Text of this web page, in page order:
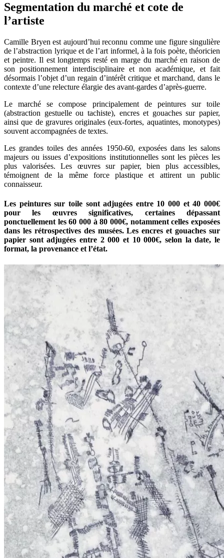
Segmentation du marché et cote de
l’artiste
Camille Bryen est aujourd’hui reconnu comme une figure singulière
de l’abstraction lyrique et de l’art informel, à la fois poète, théoricien
et peintre. Il est longtemps resté en marge du marché en raison de
son positionnement interdisciplinaire et non académique, et fait
désormais l’objet d’un regain d’intérêt critique et marchand, dans le
contexte d’une relecture élargie des avant-gardes d’après-guerre.
Le marché se compose principalement de peintures sur toile
(abstraction gestuelle ou tachiste), encres et gouaches sur papier,
ainsi que de gravures originales (eux-fortes, aquatintes, monotypes)
souvent accompagnées de textes.
Les grandes toiles des années 1950-60, exposées dans les salons
majeurs ou issues d’expositions institutionnelles sont les pièces les
plus valorisées. Les œuvres sur papier, bien plus accessibles,
témoignent de la même force plastique et attirent un public
connaisseur.
Les peintures sur toile sont adjugées entre 10 000 et 40 000€
pour les œuvres significatives, certaines dépassant
ponctuellement les 60 000 à 80 000€, notamment celles exposées
dans les rétrospectives des musées. Les encres et gouaches sur
papier sont adjugées entre 2 000 et 10 000€, selon la date, le
format, la provenance et l’état.